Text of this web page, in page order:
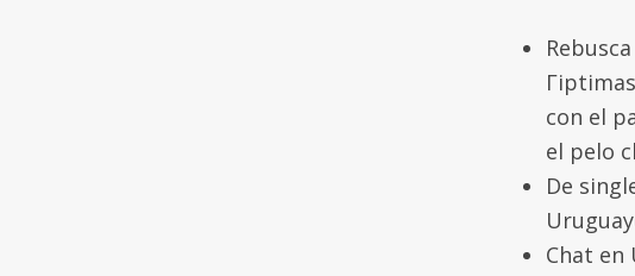
con el
el pelo
De
Chat en